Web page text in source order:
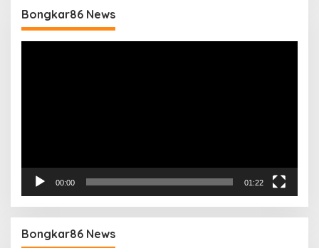
Bongkar86 News
00:00 01:22
Bongkar86 News